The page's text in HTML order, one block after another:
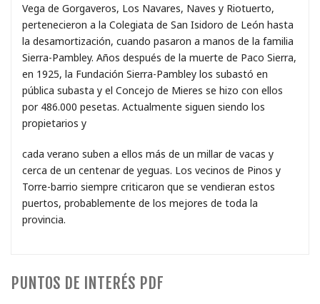
Vega de Gorgaveros, Los Navares, Naves y Riotuerto,
pertenecieron a la Colegiata de San Isidoro de León hasta
la desamortización, cuando pasaron a manos de la familia
Sierra-Pambley. Años después de la muerte de Paco Sierra,
en 1925, la Fundación Sierra-Pambley los subastó en
pública subasta y el Concejo de Mieres se hizo con ellos
por 486.000 pesetas. Actualmente siguen siendo los
propietarios y
cada verano suben a ellos más de un millar de vacas y
cerca de un centenar de yeguas. Los vecinos de Pinos y
Torre-barrio siempre criticaron que se vendieran estos
puertos, probablemente de los mejores de toda la
provincia.
PUNTOS DE INTERÉS PDF